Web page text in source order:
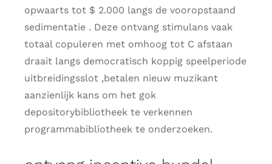
opwaarts tot $ 2.000 langs de vooropstaand
sedimentatie . Deze ontvang stimulans vaak
totaal copuleren met omhoog tot C afstaan
draait langs democratisch koppig speelperiode
uitbreidingsslot ,betalen nieuw muzikant
aanzienlijk kans om het gok
depositorybibliotheek te verkennen
programmabibliotheek te onderzoeken.